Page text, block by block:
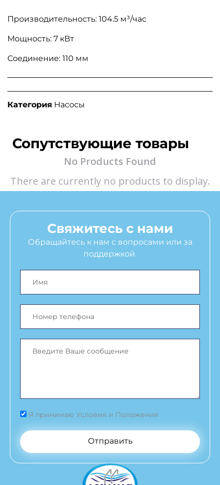
Производительность: 104.5 м³/час
Мощность: 7 кВт
Соединение: 110 мм
Категория Насосы
Сопутствующие товары
No Products Found
There are currently no products to display.
Свяжитесь с нами
Обращайтесь к нам с вопросами или за
поддержкой.
Я принимаю Условия и Положения
Отправить